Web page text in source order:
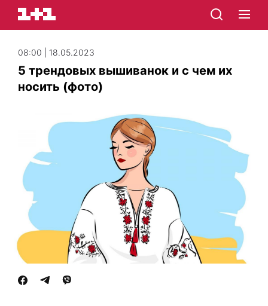
08:00 | 18.05.2023
5 трендовых вышиванок и с чем их
носить (фото)